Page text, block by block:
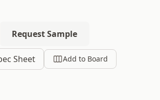
Request Sample
Sheet Add to Board